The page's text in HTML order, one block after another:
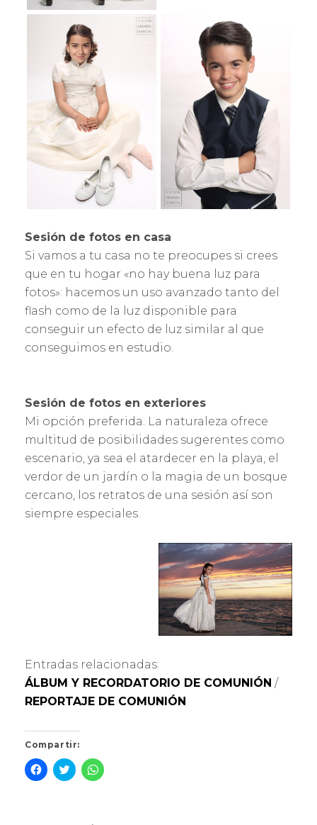
Sesión de fotos en casa
Si vamos a tu casa no te preocupes si crees
que en tu hogar «no hay buena luz para
fotos»: hacemos un uso avanzado tanto del
flash como de la luz disponible para
conseguir un efecto de luz similar al que
conseguimos en estudio.
Sesión de fotos en exteriores
Mi opción preferida. La naturaleza ofrece
multitud de posibilidades sugerentes como
escenario, ya sea el atardecer en la playa, el
verdor de un jardín o la magia de un bosque
cercano, los retratos de una sesión así son
siempre especiales.
Entradas relacionadas:
ÁLBUM Y RECORDATORIO DE COMUNIÓN /
REPORTAJE DE COMUNIÓN
Compartir:
H
a
H
a
H
a